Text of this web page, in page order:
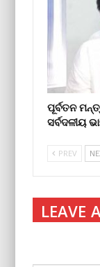
ପୂର୍ବତନ
ସର୍ବଦଳୀୟ
PREV
LEAVE